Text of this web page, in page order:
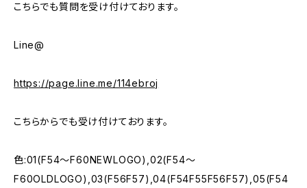
こちらでも質問を受け付けております。
Line@
https://page.line.me/114ebroj
こちらからでも受け付けております。
色:01(F54～F60NEWLOGO),02(F54～
F60OLDLOGO),03(F56F57),04(F54F55F56F57),05(F54